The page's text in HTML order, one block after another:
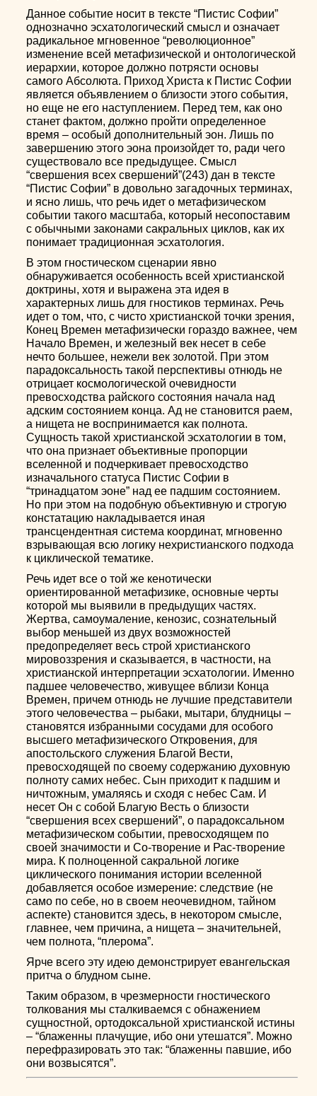
Данное событие носит в тексте “Пистис Софии”
однозначно эсхатологический смысл и означает
радикальное мгновенное “революционное”
изменение всей метафизической и онтологической
иерархии, которое должно потрясти основы
самого Абсолюта. Приход Христа к Пистис Софии
является объявлением о близости этого события,
но еще не его наступлением. Перед тем, как оно
станет фактом, должно пройти определенное
время – особый дополнительный эон. Лишь по
завершению этого эона произойдет то, ради чего
существовало все предыдущее. Смысл
“свершения всех свершений”(243) дан в тексте
“Пистис Софии” в довольно загадочных терминах,
и ясно лишь, что речь идет о метафизическом
событии такого масштаба, который несопоставим
с обычными законами сакральных циклов, как их
понимает традиционная эсхатология.
В этом гностическом сценарии явно
обнаруживается особенность всей христианской
доктрины, хотя и выражена эта идея в
характерных лишь для гностиков терминах. Речь
идет о том, что, с чисто христианской точки зрения,
Конец Времен метафизически гораздо важнее, чем
Начало Времен, и железный век несет в себе
нечто большее, нежели век золотой. При этом
парадоксальность такой перспективы отнюдь не
отрицает космологической очевидности
превосходства райского состояния начала над
адским состоянием конца. Ад не становится раем,
а нищета не воспринимается как полнота.
Сущность такой христианской эсхатологии в том,
что она признает объективные пропорции
вселенной и подчеркивает превосходство
изначального статуса Пистис Софии в
“тринадцатом эоне” над ее падшим состоянием.
Но при этом на подобную объективную и строгую
констатацию накладывается иная
трансцендентная система координат, мгновенно
взрывающая всю логику нехристианского подхода
к циклической тематике.
Речь идет все о той же кенотически
ориентированной метафизике, основные черты
которой мы выявили в предыдущих частях.
Жертва, самоумаление, кенозис, сознательный
выбор меньшей из двух возможностей
предопределяет весь строй христианского
мировоззрения и сказывается, в частности, на
христианской интерпретации эсхатологии. Именно
падшее человечество, живущее вблизи Конца
Времен, причем отнюдь не лучшие представители
этого человечества – рыбаки, мытари, блудницы –
становятся избранными сосудами для особого
высшего метафизического Откровения, для
апостольского служения Благой Вести,
превосходящей по своему содержанию духовную
полноту самих небес. Сын приходит к падшим и
ничтожным, умаляясь и сходя с небес Сам. И
несет Он с собой Благую Весть о близости
“свершения всех свершений”, о парадоксальном
метафизическом событии, превосходящем по
своей значимости и Со-творение и Рас-творение
мира. К полноценной сакральной логике
циклического понимания истории вселенной
добавляется особое измерение: следствие (не
само по себе, но в своем неочевидном, тайном
аспекте) становится здесь, в некотором смысле,
главнее, чем причина, а нищета – значительней,
чем полнота, “плерома”.
Ярче всего эту идею демонстрирует евангельская
притча о блудном сыне.
Таким образом, в чрезмерности гностического
толкования мы сталкиваемся с обнажением
сущностной, ортодоксальной христианской истины
– “блаженны плачущие, ибо они утешатся”. Можно
перефразировать это так: “блаженны павшие, ибо
они возвысятся”.